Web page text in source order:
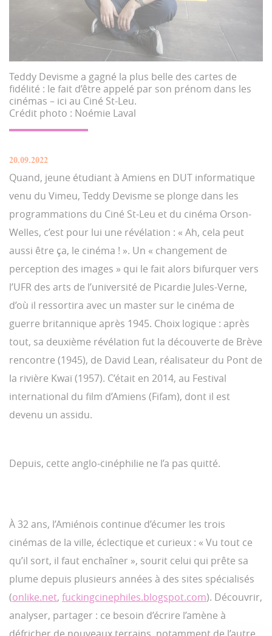
Teddy Devisme a gagné la plus belle des cartes de
fidélité : le fait d’être appelé par son prénom dans les
cinémas – ici au Ciné St-Leu.
Crédit photo : Noémie Laval
20.09.2022
Quand, jeune étudiant à Amiens en DUT informatique
venu du Vimeu, Teddy Devisme se plonge dans les
programmations du Ciné St-Leu et du cinéma Orson-
Welles, c’est pour lui une révélation : « Ah, cela peut
aussi être ça, le cinéma ! ». Un « changement de
perception des images » qui le fait alors bifurquer vers
l’UFR des arts de l’université de Picardie Jules-Verne,
d’où il ressortira avec un master sur le cinéma de
guerre britannique après 1945. Choix logique : après
tout, sa deuxième révélation fut la découverte de Brève
rencontre (1945), de David Lean, réalisateur du Pont de
la rivière Kwaï (1957). C’était en 2014, au Festival
international du film d’Amiens (Fifam), dont il est
devenu un assidu.
Depuis, cette anglo-cinéphilie ne l’a pas quitté.
À 32 ans, l’Amiénois continue d’écumer les trois
cinémas de la ville, éclectique et curieux : « Vu tout ce
qu’il sort, il faut enchaîner », sourit celui qui prête sa
plume depuis plusieurs années à des sites spécialisés
(onlike.net, fuckingcinephiles.blogspot.com). Découvrir,
analyser, partager : ce besoin d’écrire l’amène à